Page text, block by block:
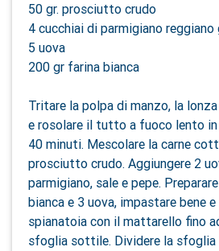
50 gr. prosciutto crudo
4 cucchiai di parmigiano
5 uova
200 gr farina bianca
Tritare la polpa di manzo, la
e rosolare il tutto a fuoco lento
40 minuti. Mescolare la carne
prosciutto crudo. Aggiungere 2
parmigiano, sale e pepe.
bianca e 3 uova, impastare bene
spianatoia con il mattarello fino
sfoglia sottile. Dividere la sfoglia